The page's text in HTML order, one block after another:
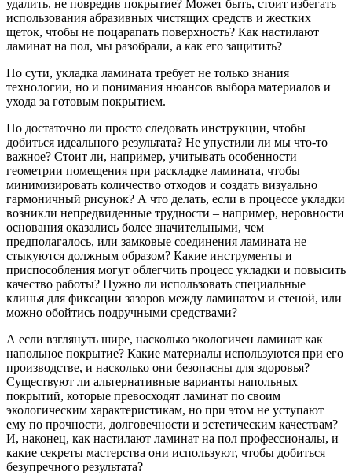
удалить, не повредив покрытие? Может быть, стоит избегать
использования абразивных чистящих средств и жестких
щеток, чтобы не поцарапать поверхность? Как настилают
ламинат на пол, мы разобрали, а как его защитить?
По сути, укладка ламината требует не только знания
технологии, но и понимания нюансов выбора материалов и
ухода за готовым покрытием.
Но достаточно ли просто следовать инструкции, чтобы
добиться идеального результата? Не упустили ли мы что-то
важное? Стоит ли, например, учитывать особенности
геометрии помещения при раскладке ламината, чтобы
минимизировать количество отходов и создать визуально
гармоничный рисунок? А что делать, если в процессе укладки
возникли непредвиденные трудности – например, неровности
основания оказались более значительными, чем
предполагалось, или замковые соединения ламината не
стыкуются должным образом? Какие инструменты и
приспособления могут облегчить процесс укладки и повысить
качество работы? Нужно ли использовать специальные
клинья для фиксации зазоров между ламинатом и стеной, или
можно обойтись подручными средствами?
А если взглянуть шире, насколько экологичен ламинат как
напольное покрытие? Какие материалы используются при его
производстве, и насколько они безопасны для здоровья?
Существуют ли альтернативные варианты напольных
покрытий, которые превосходят ламинат по своим
экологическим характеристикам, но при этом не уступают
ему по прочности, долговечности и эстетическим качествам?
И, наконец, как настилают ламинат на пол профессионалы, и
какие секреты мастерства они используют, чтобы добиться
безупречного результата?